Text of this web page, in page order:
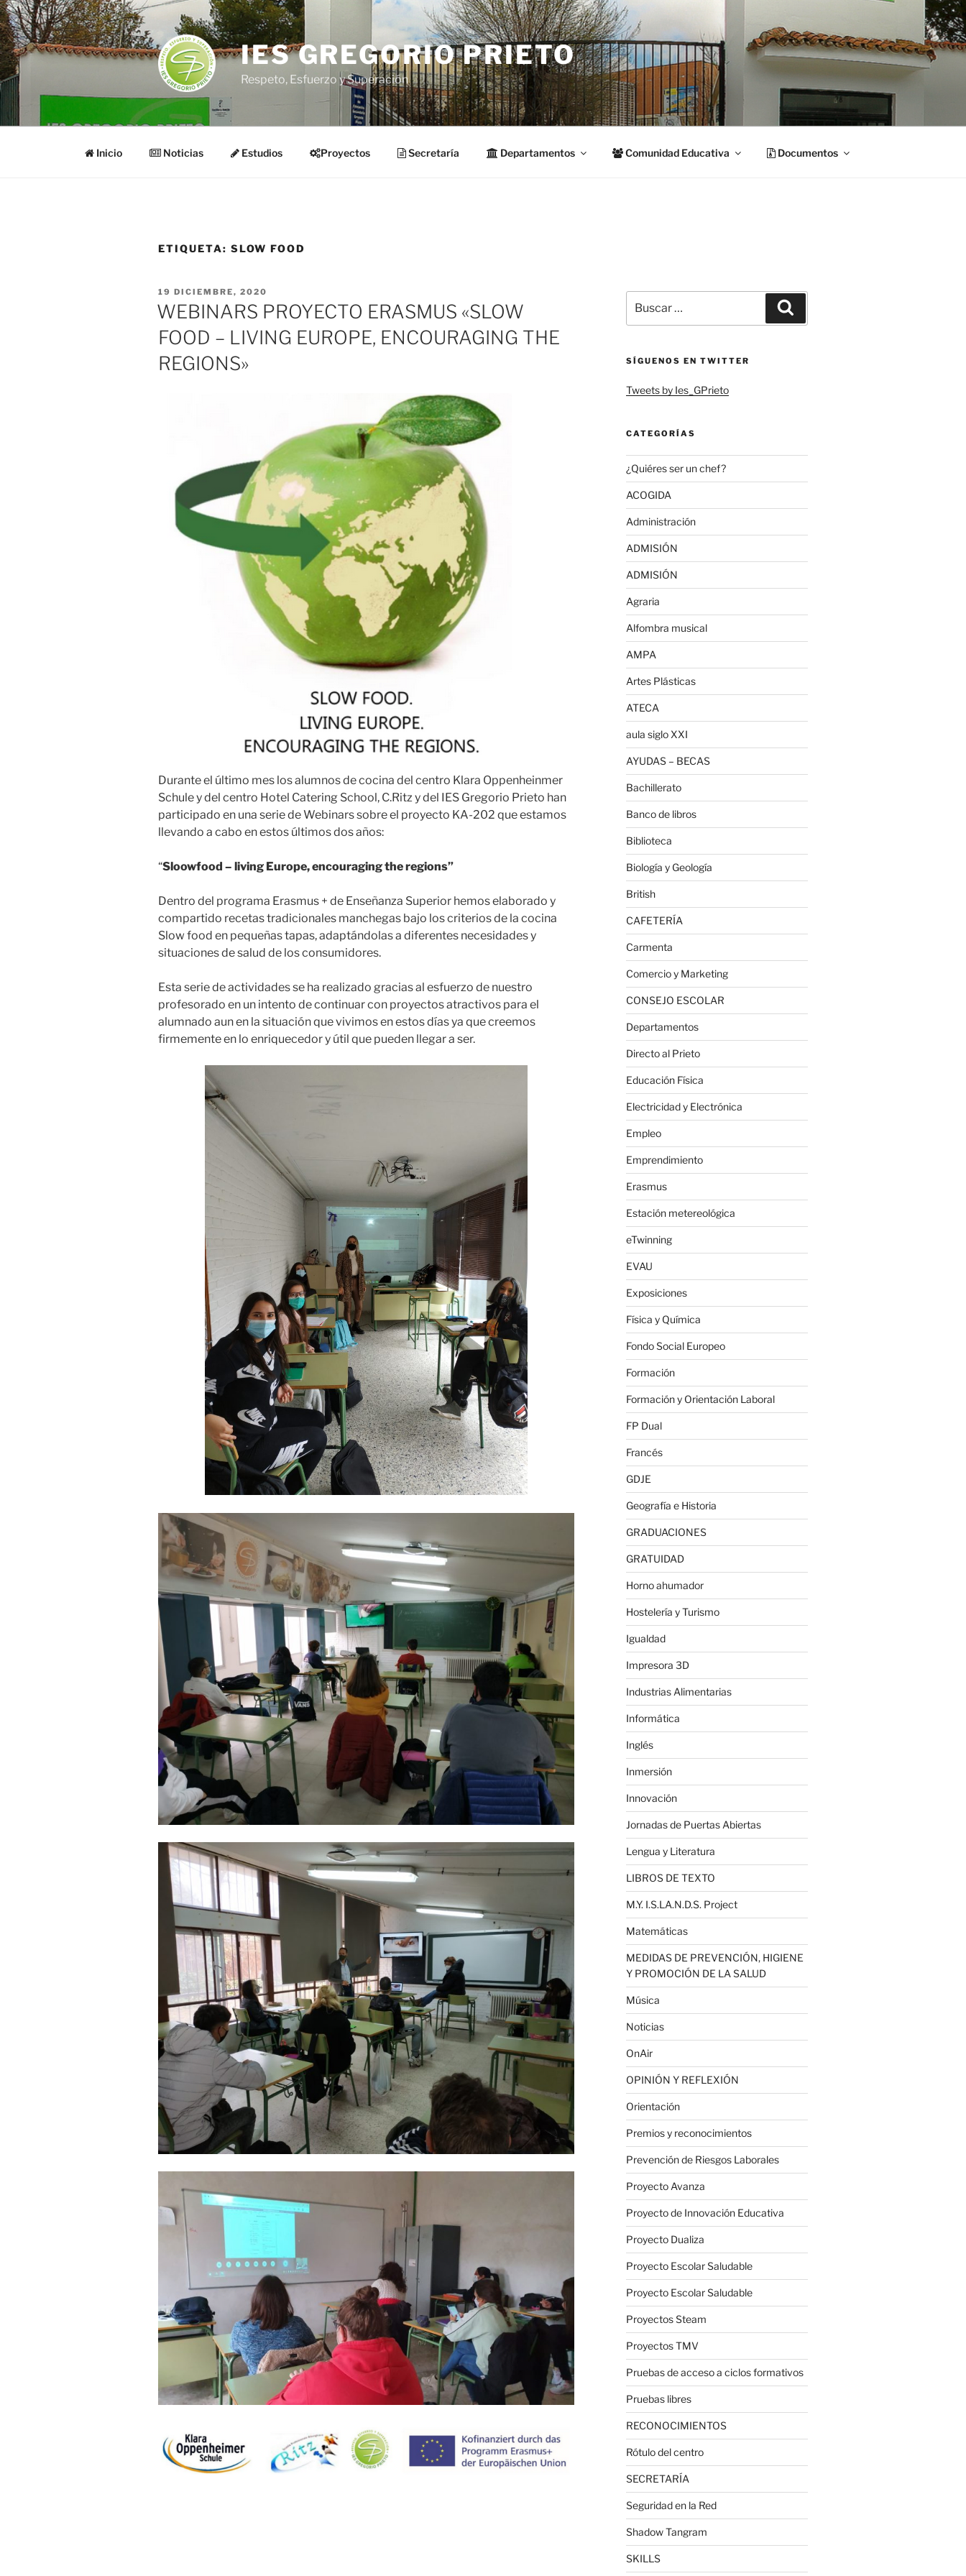
Saltar
al
contenido
IES GREGORIO PRIETO
Respeto, Esfuerzo y Superación
Inicio Noticias Estudios Proyectos Secretaría Departamentos Comunidad Educativa Documentos
ETIQUETA: SLOW FOOD
PUBLICADO
EL
19 DICIEMBRE, 2020
WEBINARS PROYECTO ERASMUS «SLOW
FOOD – LIVING EUROPE, ENCOURAGING THE
REGIONS»
Durante el último mes los alumnos de cocina del centro Klara Oppenheinmer
Schule y del centro Hotel Catering School, C.Ritz y del IES Gregorio Prieto han
participado en una serie de Webinars sobre el proyecto KA-202 que estamos
llevando a cabo en estos últimos dos años:
“Sloowfood – living Europe, encouraging the regions”
Dentro del programa Erasmus + de Enseñanza Superior hemos elaborado y
compartido recetas tradicionales manchegas bajo los criterios de la cocina
Slow food en pequeñas tapas, adaptándolas a diferentes necesidades y
situaciones de salud de los consumidores.
Esta serie de actividades se ha realizado gracias al esfuerzo de nuestro
profesorado en un intento de continuar con proyectos atractivos para el
alumnado aun en la situación que vivimos en estos días ya que creemos
firmemente en lo enriquecedor y útil que pueden llegar a ser.
por:
SÍGUENOS EN TWITTER
Tweets by Ies_GPrieto
CATEGORÍAS
¿Quiéres ser un chef?
ACOGIDA
Administración
ADMISIÓN
ADMISIÓN
Agraria
Alfombra musical
AMPA
Artes Plásticas
ATECA
aula siglo XXI
AYUDAS – BECAS
Bachillerato
Banco de libros
Biblioteca
Biología y Geología
British
CAFETERÍA
Carmenta
Comercio y Marketing
CONSEJO ESCOLAR
Departamentos
Directo al Prieto
Educación Física
Electricidad y Electrónica
Empleo
Emprendimiento
Erasmus
Estación metereológica
eTwinning
EVAU
Exposiciones
Física y Química
Fondo Social Europeo
Formación
Formación y Orientación Laboral
FP Dual
Francés
GDJE
Geografía e Historia
GRADUACIONES
GRATUIDAD
Horno ahumador
Hostelería y Turismo
Igualdad
Impresora 3D
Industrias Alimentarias
Informática
Inglés
Inmersión
Innovación
Jornadas de Puertas Abiertas
Lengua y Literatura
LIBROS DE TEXTO
M.Y. I.S.LA.N.D.S. Project
Matemáticas
MEDIDAS DE PREVENCIÓN, HIGIENE
Y PROMOCIÓN DE LA SALUD
Música
Noticias
OnAir
OPINIÓN Y REFLEXIÓN
Orientación
Premios y reconocimientos
Prevención de Riesgos Laborales
Proyecto Avanza
Proyecto de Innovación Educativa
Proyecto Dualiza
Proyecto Escolar Saludable
Proyecto Escolar Saludable
Proyectos Steam
Proyectos TMV
Pruebas de acceso a ciclos formativos
Pruebas libres
RECONOCIMIENTOS
Rótulo del centro
SECRETARÍA
Seguridad en la Red
Shadow Tangram
SKILLS